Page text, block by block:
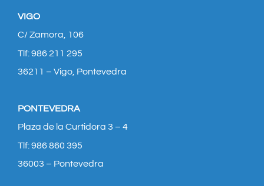
VIGO
C/ Zamora, 106
Tlf: 986 211 295
36211 – Vigo, Pontevedra
PONTEVEDRA
Plaza de la Curtidora 3 – 4
Tlf: 986 860 395
36003 – Pontevedra